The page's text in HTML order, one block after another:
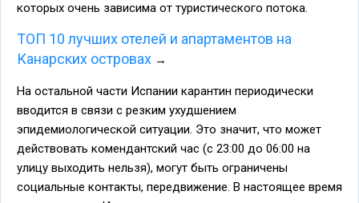
которых очень зависима от туристического потока.
ТОП 10 лучших отелей и апартаментов на
Канарских островах →
На остальной части Испании карантин периодически
вводится в связи с резким ухудшением
эпидемиологической ситуации. Это значит, что может
действовать комендантский час (с 23:00 до 06:00 на
улицу выходить нельзя), могут быть ограничены
социальные контакты, передвижение. В настоящее время